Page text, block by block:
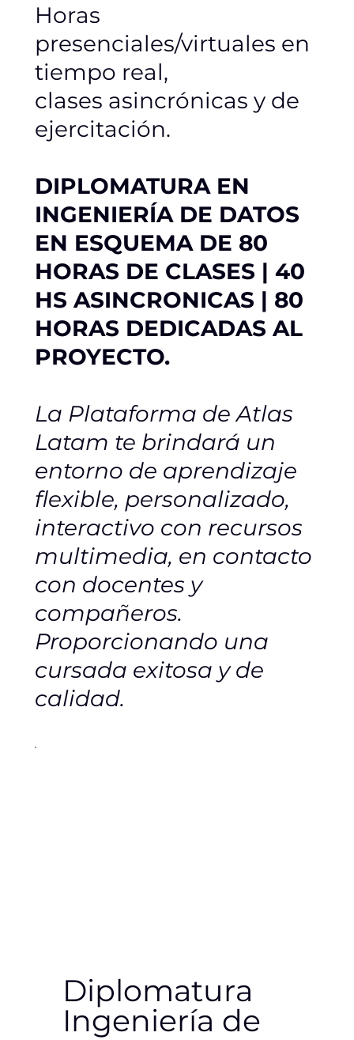
Horas
presenciales/virtuales en
tiempo real,
clases asincrónicas y de
ejercitación.
DIPLOMATURA EN
INGENIERÍA DE DATOS
EN ESQUEMA DE 80
HORAS DE CLASES | 40
HS ASINCRONICAS | 80
HORAS DEDICADAS AL
PROYECTO.
La Plataforma de Atlas
Latam te brindará un
entorno de aprendizaje
flexible, personalizado,
interactivo con recursos
multimedia, en contacto
con docentes y
compañeros.
Proporcionando una
cursada exitosa y de
calidad.
Diplomatura
Ingeniería de